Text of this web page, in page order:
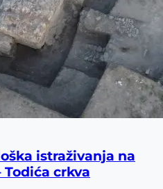
istraživanja na
crkva